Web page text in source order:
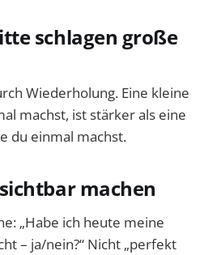
schlagen große
Wiederholung. Eine kleine
machst, ist stärker als eine
du einmal machst.
machen
„Habe ich heute meine
– ja/nein?“ Nicht „perfekt